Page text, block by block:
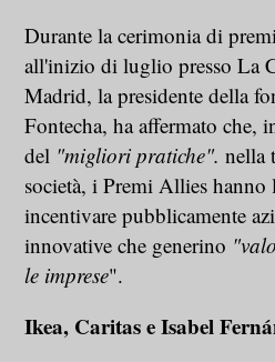
Durante la cerimonia di
all'inizio di luglio presso La
Madrid, la presidente della
Fontecha, ha affermato che,
del "migliori pratiche".nella
società, i Premi Allies
incentivare pubblicamente
innovative che generino
le imprese".
Ikea, Caritas e Isabel